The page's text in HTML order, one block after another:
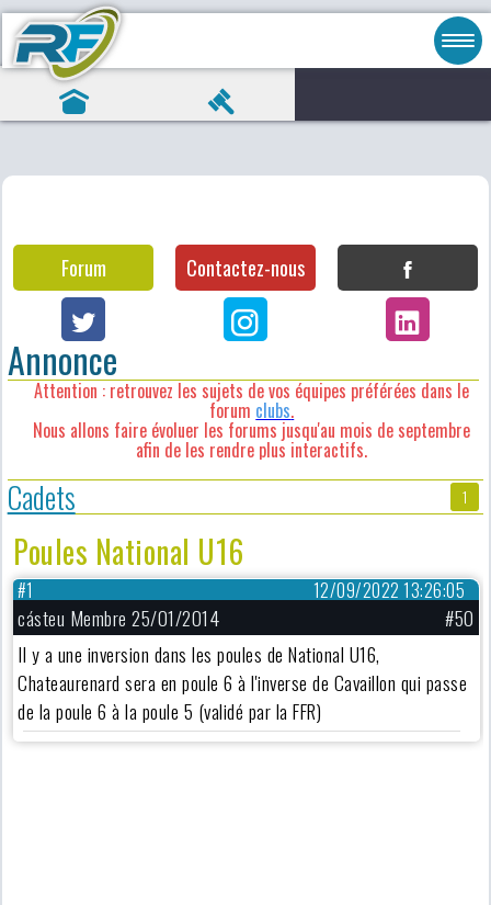
Forum Contactez-nous
Annonce
Attention : retrouvez les sujets de vos équipes préférées dans le
forum clubs.
Nous allons faire évoluer les forums jusqu'au mois de septembre
afin de les rendre plus interactifs.
Cadets 1
Poules National U16
12/09/2022 13:26:05
#1
cásteu Membre 25/01/2014
#50
Il y a une inversion dans les poules de National U16,
Chateaurenard sera en poule 6 à l'inverse de Cavaillon qui passe
de la poule 6 à la poule 5 (validé par la FFR)